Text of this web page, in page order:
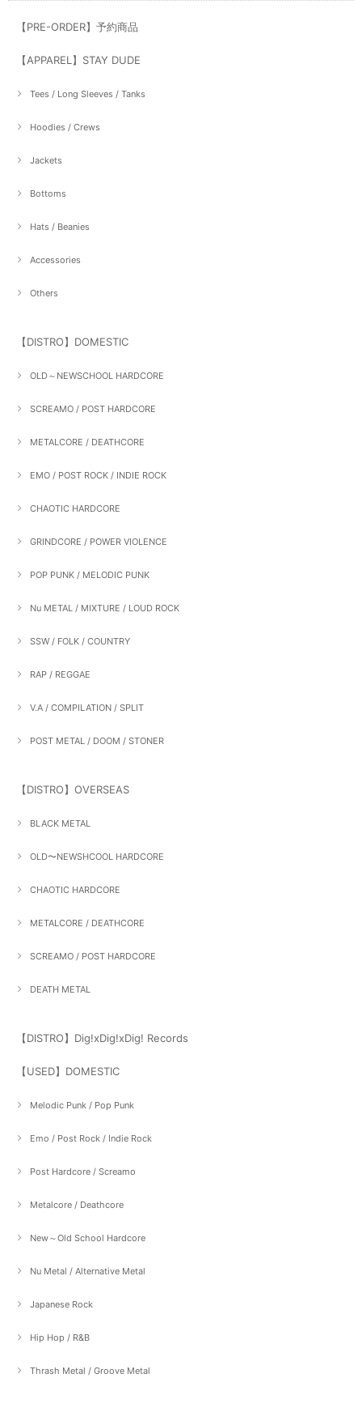
【PRE-ORDER】予約商品
【APPAREL】STAY DUDE
Tees / Long Sleeves / Tanks
Hoodies / Crews
Jackets
Bottoms
Hats / Beanies
Accessories
Others
【DISTRO】DOMESTIC
OLD～NEWSCHOOL HARDCORE
SCREAMO / POST HARDCORE
METALCORE / DEATHCORE
EMO / POST ROCK / INDIE ROCK
CHAOTIC HARDCORE
GRINDCORE / POWER VIOLENCE
POP PUNK / MELODIC PUNK
Nu METAL / MIXTURE / LOUD ROCK
SSW / FOLK / COUNTRY
RAP / REGGAE
V.A / COMPILATION / SPLIT
POST METAL / DOOM / STONER
【DISTRO】OVERSEAS
BLACK METAL
OLD〜NEWSHCOOL HARDCORE
CHAOTIC HARDCORE
METALCORE / DEATHCORE
SCREAMO / POST HARDCORE
DEATH METAL
【DISTRO】Dig!xDig!xDig! Records
【USED】DOMESTIC
Melodic Punk / Pop Punk
Emo / Post Rock / Indie Rock
Post Hardcore / Screamo
Metalcore / Deathcore
New～Old School Hardcore
Nu Metal / Alternative Metal
Japanese Rock
Hip Hop / R&B
Thrash Metal / Groove Metal